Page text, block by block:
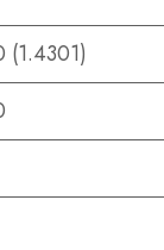
(1.4301)